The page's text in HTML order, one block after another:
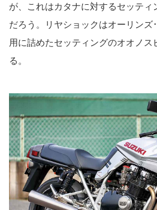
が、これはカタナに対するセッティ
だろう。リヤショックはオーリンズ
用に詰めたセッティングのオオノ
る。